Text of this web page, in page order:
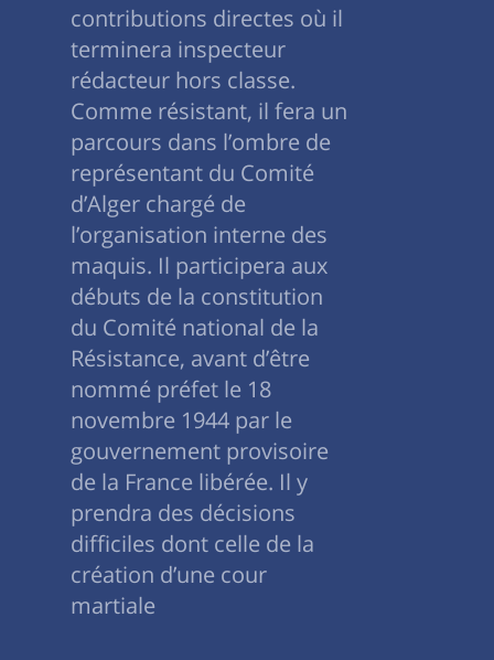
contributions directes où il
terminera inspecteur
rédacteur hors classe.
Comme résistant, il fera un
parcours dans l’ombre de
représentant du Comité
d’Alger chargé de
l’organisation interne des
maquis. Il participera aux
débuts de la constitution
du Comité national de la
Résistance, avant d’être
nommé préfet le 18
novembre 1944 par le
gouvernement provisoire
de la France libérée. Il y
prendra des décisions
difficiles dont celle de la
création d’une cour
martiale